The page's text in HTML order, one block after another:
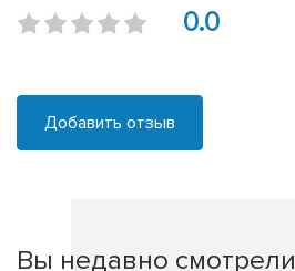
0.0
Добавить отзыв
Вы недавно смотрели